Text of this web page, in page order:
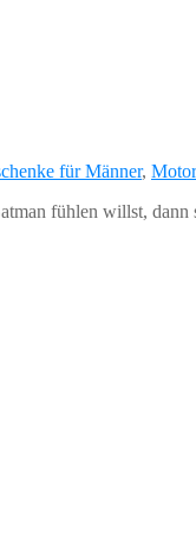
für Männer,
fühlen willst,